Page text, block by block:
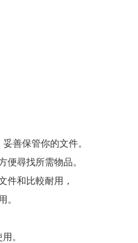
善保管你的文件。
便尋找所需物品。
件和比較耐用，
。
。